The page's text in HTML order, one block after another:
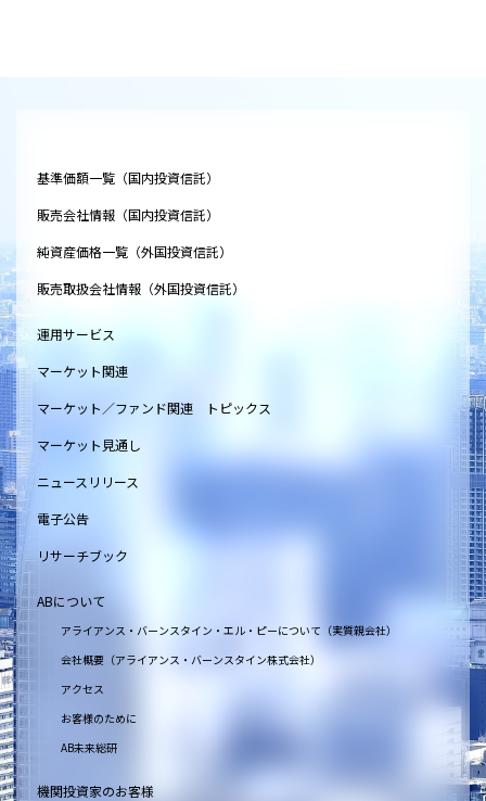
基準価額一覧（国内投資信託）
販売会社情報（国内投資信託）
純資産価格一覧（外国投資信託）
販売取扱会社情報（外国投資信託）
運用サービス
マーケット関連
マーケット／ファンド関連 トピックス
マーケット見通し
ニュースリリース
電子公告
リサーチブック
ABについて
アライアンス・バーンスタイン・エル・ピーについて（実質親会社）
会社概要（アライアンス・バーンスタイン株式会社）
アクセス
お客様のために
AB未来総研
機関投資家のお客様